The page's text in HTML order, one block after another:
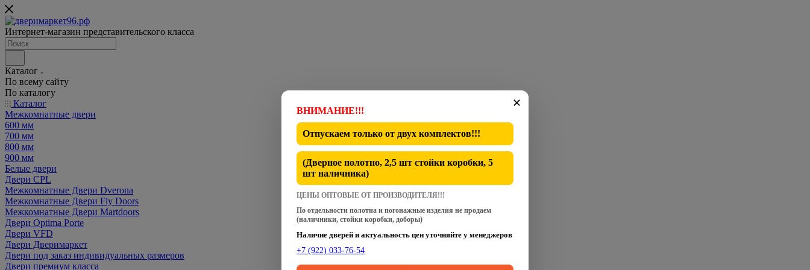
Интернет-магазин представительского класса
Каталог
По всему сайту
По каталогу
Каталог
Межкомнатные двери
600 мм
700 мм
800 мм
900 мм
Белые двери
Двери CPL
Межкомнатные Двери Dverona
Межкомнатные Двери Fly Doors
Межкомнатные Двери Martdoors
Двери Optima Porte
Двери VFD
Двери Дверимаркет
Двери под заказ индивидуальных размеров
Двери премиум класса
✕
ВНИМАНИЕ!!!
Отпускаем только от двух комплектов!!!
(Дверное полотно, 2,5 шт стойки коробки, 5
шт наличника)
ЦЕНЫ ОПТОВЫЕ ОТ ПРОИЗВОДИТЕЛЯ!!!
По отдельности полотна и погонажные изделия не продаем
(наличники, стойки коробки, доборы)
Наличие дверей и актуальность цен уточняйте у менеджеров
+7 (922) 033-76-54